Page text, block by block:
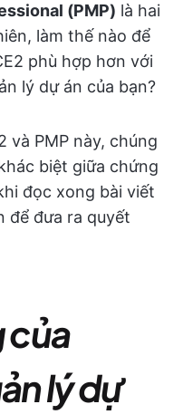
(PMP) là hai
làm thế nào để
phù hợp hơn với
lý dự án của bạn?
và PMP này, chúng
biệt giữa chứng
đọc xong bài viết
để đưa ra quyết
của
lý dự